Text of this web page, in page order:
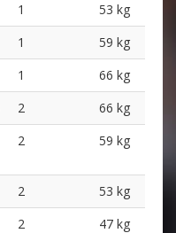
1
53 kg
1
59 kg
1
66 kg
2
66 kg
2 59 kg
2
53 kg
2
47 kg